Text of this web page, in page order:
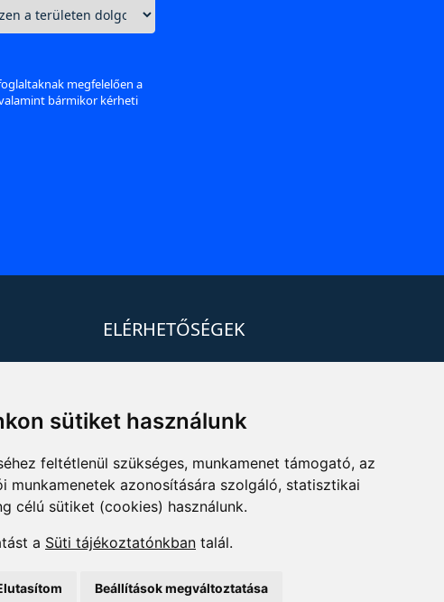
sütiket használunk
feltétlenül szükséges, munkamenet támogató, az
munkamenetek azonosítására szolgáló, statisztikai
célú sütiket (cookies) használunk.
a Süti tájékoztatónkban talál.
Beállítások megváltoztatása
megfelelően a
bármikor kérheti
ELÉRHETŐSÉGEK
info@mprx.hu